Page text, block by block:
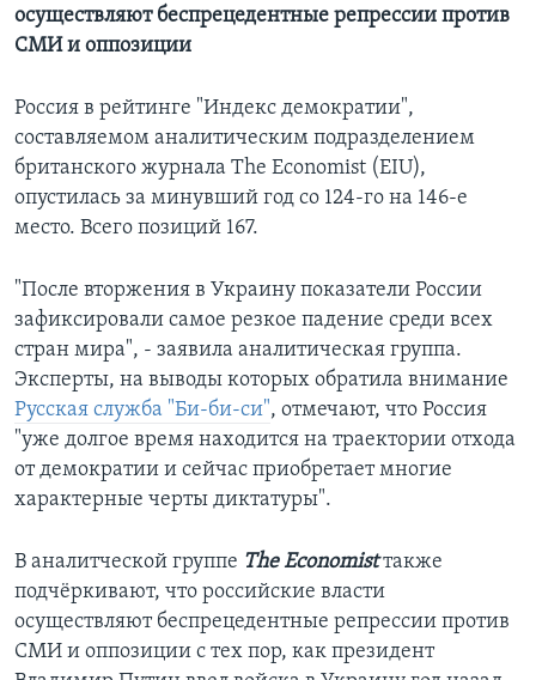
осуществляют беспрецедентные репрессии против
СМИ и оппозиции
Россия в рейтинге "Индекс демократии",
составляемом аналитическим подразделением
британского журнала The Economist (EIU),
опустилась за минувший год со 124-го на 146-е
место. Всего позиций 167.
"После вторжения в Украину показатели России
зафиксировали самое резкое падение среди всех
стран мира", - заявила аналитическая группа.
Эксперты, на выводы которых обратила внимание
Русская служба "Би-би-си", отмечают, что Россия
"уже долгое время находится на траектории отхода
от демократии и сейчас приобретает многие
характерные черты диктатуры".
В аналитческой группе The Economistтакже
подчёркивают, что российские власти
осуществляют беспрецедентные репрессии против
СМИ и оппозиции с тех пор, как президент